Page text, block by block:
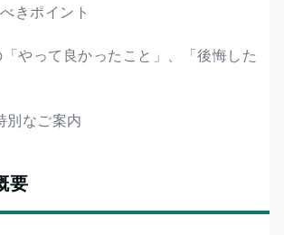
きポイント
やって良かったこと」、「後悔した
なご案内
要